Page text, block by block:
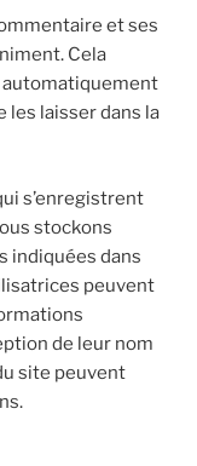
et ses
Cela
les laisser dans la
s’enregistrent
stockons
indiquées dans
peuvent
de leur nom
site peuvent